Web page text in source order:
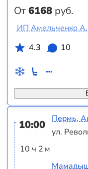
От6168 руб.
ИП Амельченко
4.3
10
10:00
10 ч 2 м
Пермь,
ул.